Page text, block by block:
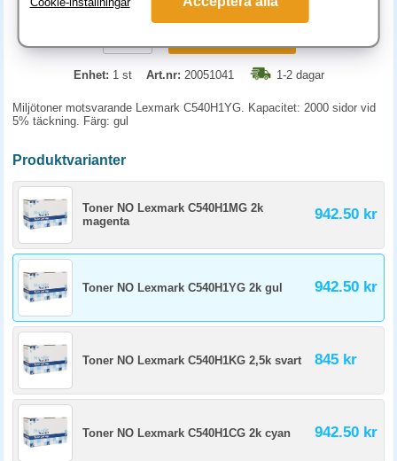
(inkl. moms)
Enhet: 1 st Art.nr: 20051041 1-2 dagar
Miljötoner motsvarande Lexmark C540H1YG. Kapacitet: 2000 sidor vid
5% täckning. Färg: gul
Produktvarianter
Toner NO Lexmark C540H1MG 2k
magenta
942.50 kr
Toner NO Lexmark C540H1YG 2k gul 942.50 kr
Toner NO Lexmark C540H1KG 2,5k svart 845 kr
Toner NO Lexmark C540H1CG 2k cyan 942.50 kr